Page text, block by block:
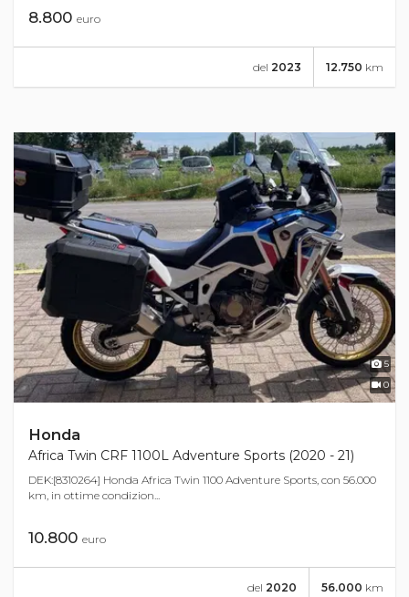
8.800 euro
12.750 km
del 2023
5
0
Honda
Africa Twin CRF 1100L Adventure Sports (2020 - 21)
DEK:[8310264] Honda Africa Twin 1100 Adventure Sports, con 56.000
km, in ottime condizion...
10.800 euro
56.000 km
del 2020